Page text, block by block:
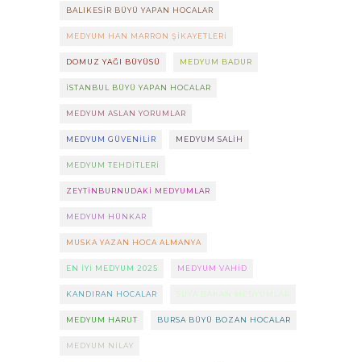
BALIKESIR BÜYÜ YAPAN HOCALAR
MEDYUM HAN MARRON ŞIKAYETLERI
DOMUZ YAĞI BÜYÜSÜ MEDYUM BADUR
ISTANBUL BÜYÜ YAPAN HOCALAR
MEDYUM ASLAN YORUMLAR
MEDYUM GÜVENILIR MEDYUM SALIH
MEDYUM TEHDITLERI
ZEYTINBURNUDAKI MEDYUMLAR
MEDYUM HÜNKAR
MUSKA YAZAN HOCA ALMANYA
EN IYI MEDYUM 2025 MEDYUM VAHID
KANDIRAN HOCALAR SUYA BAKAN MEDYUMLAR
MEDYUM HARUT BURSA BÜYÜ BOZAN HOCALAR
MEDYUM NILAY